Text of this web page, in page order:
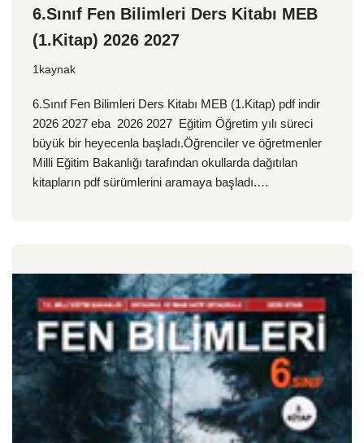
6.Sınıf Fen Bilimleri Ders Kitabı MEB
(1.Kitap) 2026 2027
1kaynak
6.Sınıf Fen Bilimleri Ders Kitabı MEB (1.Kitap) pdf indir
2026 2027 eba 2026 2027 Eğitim Öğretim yılı süreci
büyük bir heyecenla başladı.Öğrenciler ve öğretmenler
Milli Eğitim Bakanlığı tarafından okullarda dağıtılan
kitapların pdf sürümlerini aramaya başladı.…